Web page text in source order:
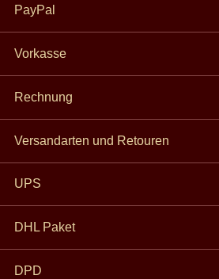
PayPal
Vorkasse
Rechnung
Versandarten und Retouren
UPS
DHL Paket
DPD